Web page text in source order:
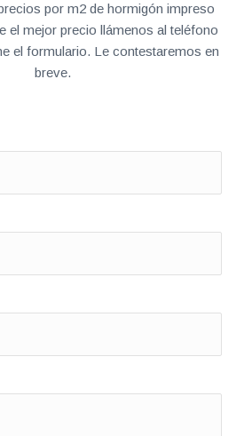
por m2 de hormigón impreso
el mejor precio llámenos al teléfono
el formulario. Le contestaremos en
breve.